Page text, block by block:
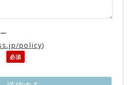
policy)